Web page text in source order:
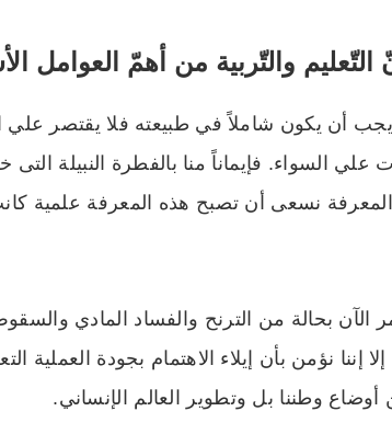
التّعليم والتّربية من أهمّ العوامل
أن يكون شاملاً في طبيعته فلا يقتصر علي
علي السواء. فإيماناً منا بالفطرة النبيلة
نسعى أن تصبح هذه المعرفة علمية
بحالة من الترنح والفساد المادي
إننا نؤمن بأن إيلاء الاهتمام بجودة العملية
وطننا بل وتطوير العالم الإنساني.